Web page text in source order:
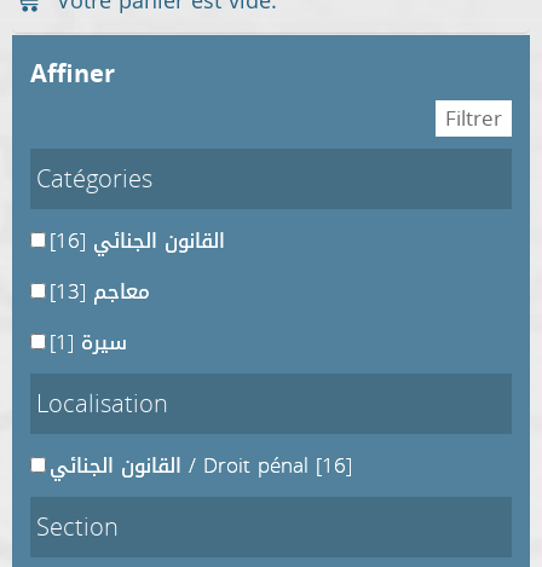
affiner
Catégories
القانون الجنائي [16]
معاجم [13]
سيرة [1]
Localisation
القانون الجنائي / Droit pénal [16]
Section